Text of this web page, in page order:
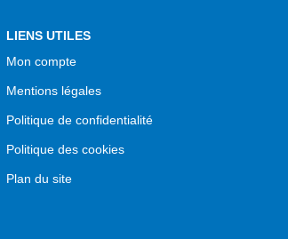
LIENS UTILES
Mon compte
Mentions légales
Politique de confidentialité
Politique des cookies
Plan du site